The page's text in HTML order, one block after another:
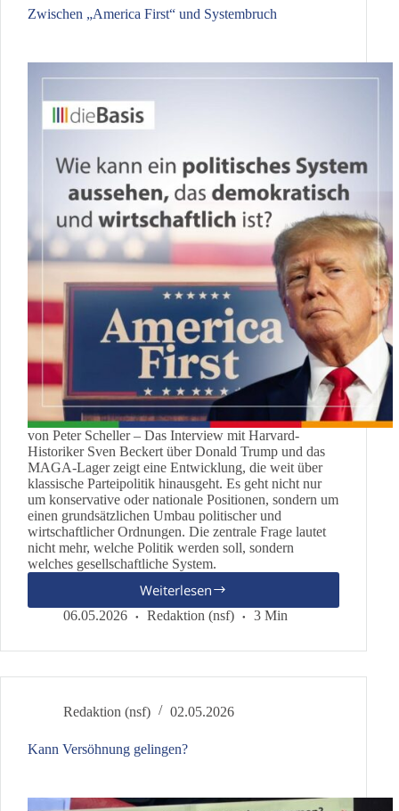
Impfpflicht
Zwischen „America First“ und Systembruch
von Peter Scheller – Das Interview mit Harvard-
Historiker Sven Beckert über Donald Trump und das
MAGA-Lager zeigt eine Entwicklung, die weit über
klassische Parteipolitik hinausgeht. Es geht nicht nur
um konservative oder nationale Positionen, sondern um
einen grundsätzlichen Umbau politischer und
wirtschaftlicher Ordnungen. Die zentrale Frage lautet
nicht mehr, welche Politik werden soll, sondern
welches gesellschaftliche System.
Weiterlesen
Zwischen
„America
und
06.05.2026 Redaktion (nsf) 3 Min
Redaktion (nsf) 02.05.2026
Kann Versöhnung gelingen?